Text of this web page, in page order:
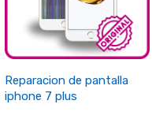
+ Añadir Al Carrito
Reparacion de pantalla
iphone 7 plus